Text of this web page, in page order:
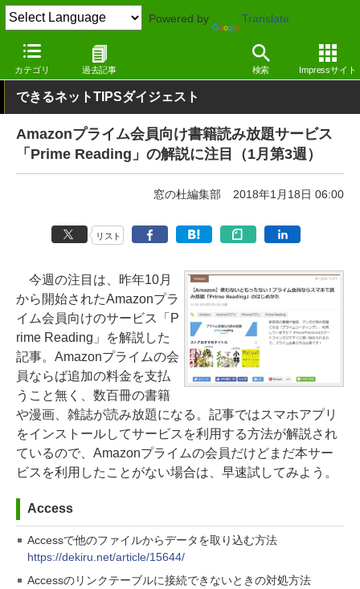
Powered by Translate
カテゴリ 過去記事 検索 Impressサイト
窓の杜 その他の話題
できるネットTIPSダイジェスト
Amazonプライム会員向け書籍読み放題サービス
「Prime Reading」の解説に注目（1月第3週）
窓の杜編集部 2018年1月18日 06:00
リスト
今週の注目は、昨年10月
から開始されたAmazonプラ
イム会員向けのサービス「P
rime Reading」を解説した
記事。Amazonプライムの会
員ならば追加の料金を支払
うこと無く、数百冊の書籍
や漫画、雑誌が読み放題になる。記事ではスマホアプリ
をインストールしてサービスを利用する方法が解説され
ているので、Amazonプライムの会員だけどまだ本サー
ビスを利用したことがない場合は、早速試してみよう。
Access
Accessで他のファイルからデータを取り込む方法
https://dekiru.net/article/15644/
Accessのリンクテーブルに接続できないときの対処方法